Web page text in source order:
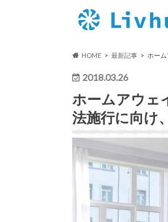
HOME 最新記事 ホー
2018.03.26
ホームアウェ
法施行に向け